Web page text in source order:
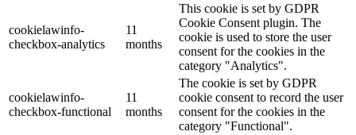
cookielawinfo-
checkbox-analytics
11
months
This cookie is set by GDPR
Cookie Consent plugin. The
cookie is used to store the user
consent for the cookies in the
category "Analytics".
cookielawinfo-
checkbox-functional
11
months
The cookie is set by GDPR
cookie consent to record the user
consent for the cookies in the
category "Functional".